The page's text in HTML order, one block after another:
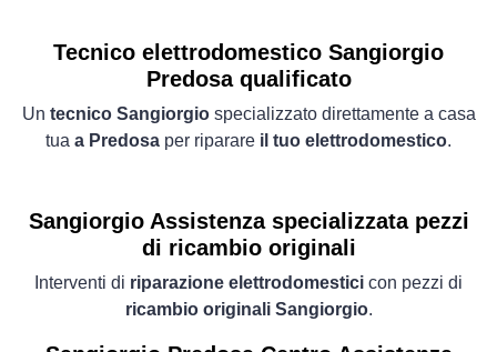
Tecnico elettrodomestico Sangiorgio
Predosa qualificato
Un tecnico Sangiorgiospecializzato direttamente a casa
tua a Predosa per riparare il tuo elettrodomestico.
Sangiorgio Assistenza specializzata pezzi
di ricambio originali
Interventi di riparazione elettrodomestici con pezzi di
ricambio originali Sangiorgio.